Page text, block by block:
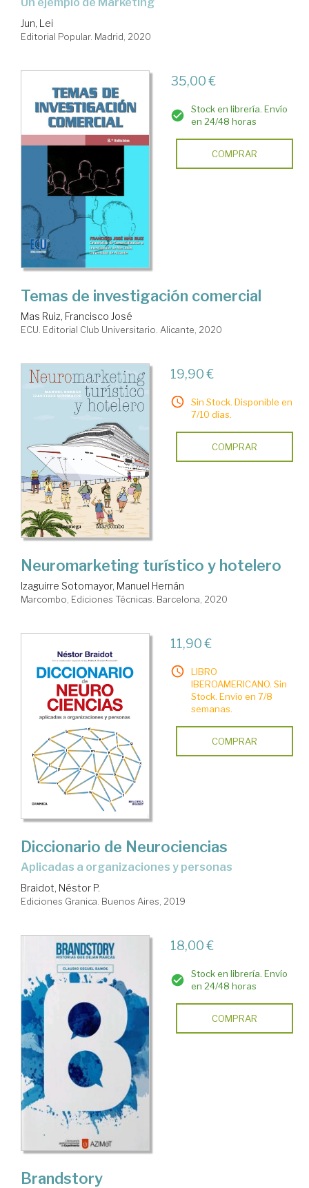
Jun, Lei
Editorial Popular. Madrid, 2020
35,00 €
Stock en librería. Envío
en 24/48 horas
COMPRAR
Temas de investigación comercial
Mas Ruiz, Francisco José
ECU. Editorial Club Universitario. Alicante, 2020
19,90 €
Sin Stock. Disponible en
7/10 días.
COMPRAR
Neuromarketing turístico y hotelero
Izaguirre Sotomayor, Manuel Hernán
Marcombo, Ediciones Técnicas. Barcelona, 2020
11,90 €
LIBRO
IBEROAMERICANO. Sin
Stock. Envío en 7/8
semanas.
COMPRAR
Diccionario de Neurociencias
aplicadas a organizaciones y personas
Braidot, Néstor P.
Ediciones Granica. Buenos Aires, 2019
18,00 €
Stock en librería. Envío
en 24/48 horas
COMPRAR
Brandstory